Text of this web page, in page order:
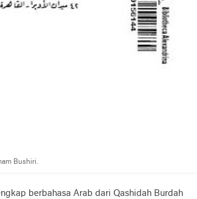
Bushiri.
berbahasa Arab dari Qashidah Burdah